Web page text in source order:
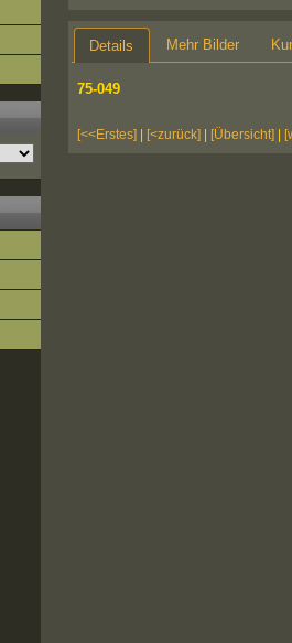
Details Mehr Bilder
75-049
[<<Erstes] [<zurück] [Übersicht]